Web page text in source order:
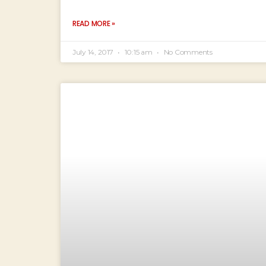
READ MORE »
July 14, 2017 10:15 am No Comments